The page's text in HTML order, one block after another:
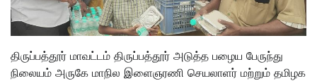
திருப்பத்தூர் மாவட்டம் திருப்பத்தூர் அடுத்த பழைய பேருந்து
நிலையம் அருகே மாநில இளைஞரணி செயலாளர் மற்றும் தமிழக